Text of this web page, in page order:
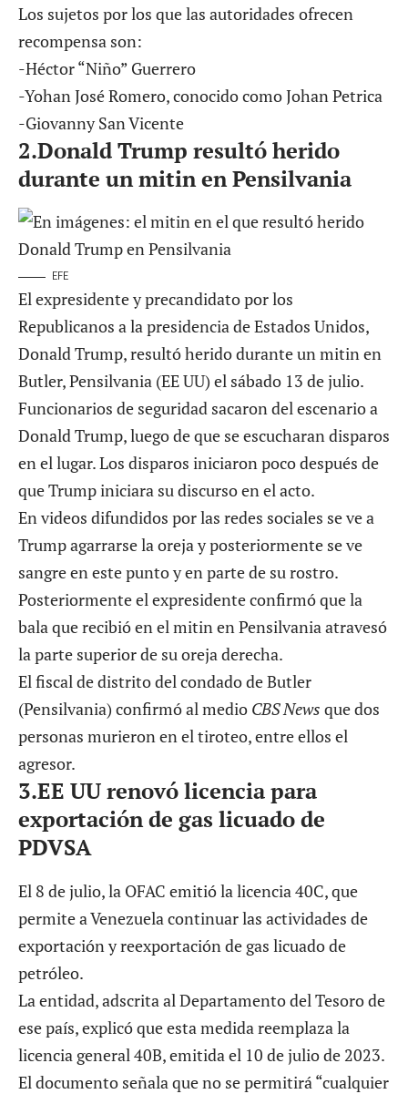
Los sujetos por los que las autoridades ofrecen
recompensa son:
-Héctor “Niño” Guerrero
-Yohan José Romero, conocido como Johan Petrica
-Giovanny San Vicente
2.Donald Trump resultó herido
durante un mitin en Pensilvania
EFE
El expresidente y precandidato por los
Republicanos a la presidencia de Estados Unidos,
Donald Trump, resultó herido durante un mitin en
Butler, Pensilvania (EE UU) el sábado 13 de julio.
Funcionarios de seguridad sacaron del escenario a
Donald Trump, luego de que se escucharan disparos
en el lugar. Los disparos iniciaron poco después de
que Trump iniciara su discurso en el acto.
En videos difundidos por las redes sociales se ve a
Trump agarrarse la oreja y posteriormente se ve
sangre en este punto y en parte de su rostro.
Posteriormente el expresidente confirmó que la
bala que recibió en el mitin en Pensilvania atravesó
la parte superior de su oreja derecha.
El fiscal de distrito del condado de Butler
(Pensilvania) confirmó al medio CBS News que dos
personas murieron en el tiroteo, entre ellos el
agresor.
3.EE UU renovó licencia para
exportación de gas licuado de
PDVSA
El 8 de julio, la OFAC emitió la licencia 40C, que
permite a Venezuela continuar las actividades de
exportación y reexportación de gas licuado de
petróleo.
La entidad, adscrita al Departamento del Tesoro de
ese país, explicó que esta medida reemplaza la
licencia general 40B, emitida el 10 de julio de 2023.
El documento señala que no se permitirá “cualquier